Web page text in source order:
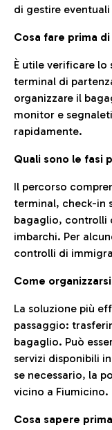
di gestire
Cosa fare prima
È utile verificare
terminal di
organizzare il
monitor e
rapidamente.
Quali sono le fasi
Il percorso
terminal, check-in
bagaglio, controlli
imbarchi. Per
controlli di
Come
La soluzione più
passaggio:
bagaglio. Può
servizi disponibili
se necessario, la
vicino a Fiumicino.
Cosa sapere